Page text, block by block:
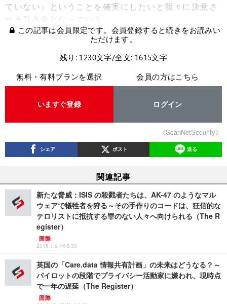
ていない』ということを確実にしたいと我々に決意さ
せる引き金となっている」
この記事は会員限定です。会員登録すると続きをお読みい
ただけます。
残り: 1230文字/全文: 1615文字
無料・有料プランを選択
いますぐ登録
会員の方はこちら
ログイン
《ScanNetSecurity》
シェア ポスト 送る
関連記事
新たな脅威：ISIS の殺戮者たちは、AK-47 のようなマル
ウェアで犠牲者を狩る～その手作りのコードは、狂信的な
テロリストに抵抗する罪のない人々へ向けられる（The R
egister）
国際
2015.1.9 Fri 8:30
英国の「Care.data 情報共有計画」の未来はどうなる？～
パイロットの段階でプライバシー活動家に嫌われ、現時点
で一年の遅延（The Register）
国際